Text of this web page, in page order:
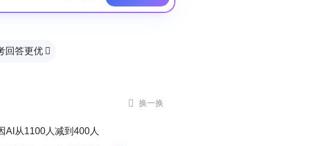
回答更优 
 换一换
AI从1100人减到400人